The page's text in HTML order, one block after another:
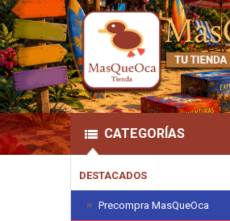
CATEGORÍAS
DESTACADOS
Precompra MasQueOca